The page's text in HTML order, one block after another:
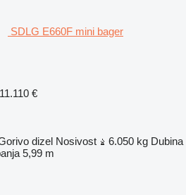
SDLG E660F mini bager
€
dizel Nosivost 6.050 kg Dubina
5,99 m